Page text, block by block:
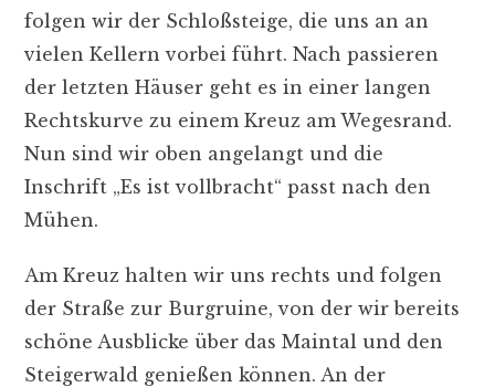
folgen wir der Schloßsteige, die uns an an
vielen Kellern vorbei führt. Nach passieren
der letzten Häuser geht es in einer langen
Rechtskurve zu einem Kreuz am Wegesrand.
Nun sind wir oben angelangt und die
Inschrift „Es ist vollbracht“ passt nach den
Mühen.
Am Kreuz halten wir uns rechts und folgen
der Straße zur Burgruine, von der wir bereits
schöne Ausblicke über das Maintal und den
Steigerwald genießen können. An der